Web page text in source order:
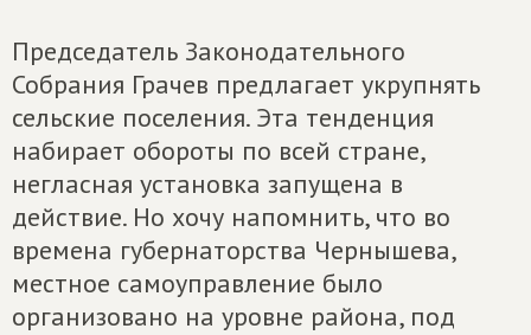
Председатель Законодательного
Собрания Грачев предлагает укрупнять
сельские поселения. Эта тенденция
набирает обороты по всей стране,
негласная установка запущена в
действие. Но хочу напомнить, что во
времена губернаторства Чернышева,
местное самоуправление было
организовано на уровне района, под